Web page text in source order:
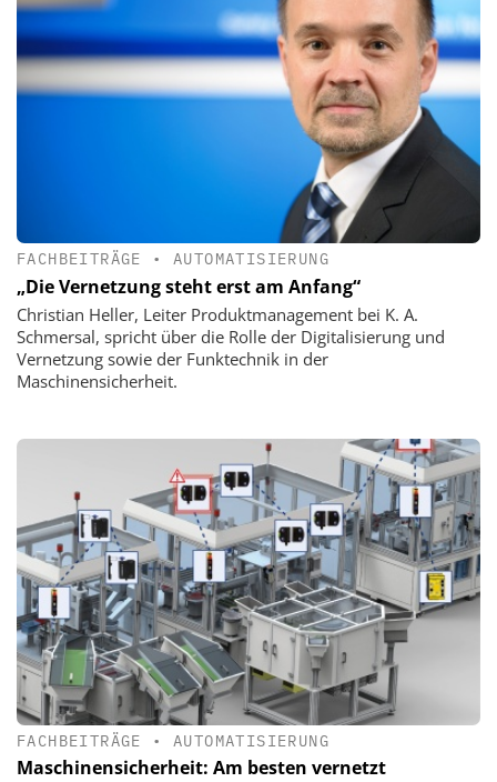
FACHBEITRÄGE •AUTOMATISIERUNG
„Die Vernetzung steht erst am Anfang“
Christian Heller, Leiter Produktmanagement bei K. A.
Schmersal, spricht über die Rolle der Digitalisierung und
Vernetzung sowie der Funktechnik in der
Maschinensicherheit.
FACHBEITRÄGE •AUTOMATISIERUNG
Maschinensicherheit: Am besten vernetzt